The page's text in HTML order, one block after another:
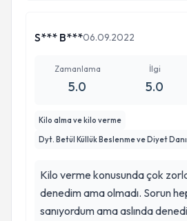
S*** B***06.09.2022
Zamanlama
5.0
İlgi
5.0
Kilo alma ve kilo verme
Dyt. Betül Küllük Beslenme ve Diyet
Kilo verme konusunda çok
denedim ama olmadı. Sorun
sanıyordum ama aslında